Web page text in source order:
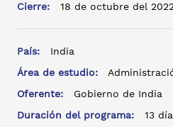
Cierre:
18 de octubre del
País:
India
Área de estudio:
Oferente:
Gobierno de India
Duración del programa:
13